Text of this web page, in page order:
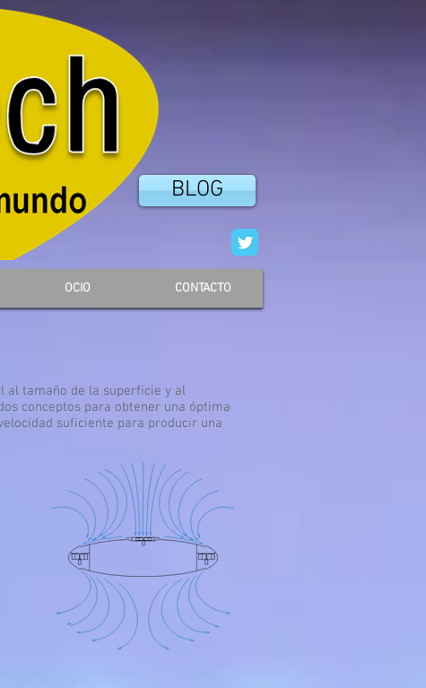
BLOG
al tamaño de la superficie y al
conceptos para obtener una óptima
suficiente para producir una
OCIO CONTACTO